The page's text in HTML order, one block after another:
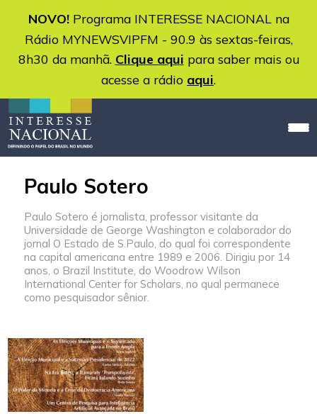
NOVO!Programa INTERESSE NACIONAL na
Rádio MYNEWSVIPFM - 90.9 às sextas-feiras,
8h30 da manhã. Clique aqui para saber mais ou
acesse a rádio aqui.
Paulo Sotero
Paulo Sotero é jornalista, professor visitante da
Universidade de George Washington e colaborador do
jornal O Estado de S.Paulo, do qual foi correspondente
na capital americana entre 1989 e 2006. Dirigiu por 14
anos, o Brazil Institute, do Woodrow Wilson
International Center for Scholars, no qual permanece
como pesquisador sênior.